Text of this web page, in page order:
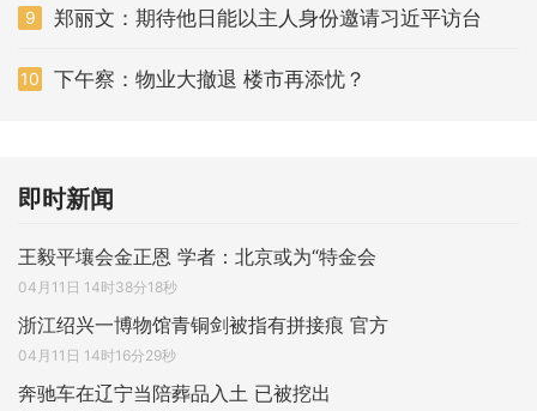
9 郑丽文：期待他日能以主人身份邀请习近平访台
10 下午察：物业大撤退 楼市再添忧？
即时新闻
王毅平壤会金正恩 学者：北京或为“特金会
04月11日 14时38分18秒
浙江绍兴一博物馆青铜剑被指有拼接痕 官方
04月11日 14时16分29秒
奔驰车在辽宁当陪葬品入土 已被挖出